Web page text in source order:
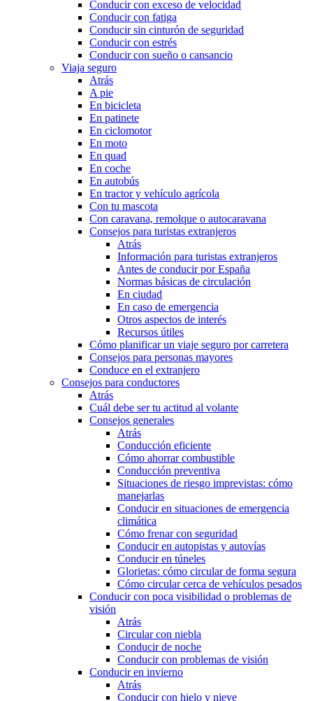
Conducir con exceso de velocidad
Conducir con fatiga
Conducir sin cinturón de seguridad
Conducir con estrés
Conducir con sueño o cansancio
Viaja seguro
Atrás
A pie
En bicicleta
En patinete
En ciclomotor
En moto
En quad
En coche
En autobús
En tractor y vehículo agrícola
Con tu mascota
Con caravana, remolque o autocaravana
Consejos para turistas extranjeros
Atrás
Información para turistas extranjeros
Antes de conducir por España
Normas básicas de circulación
En ciudad
En caso de emergencia
Otros aspectos de interés
Recursos útiles
Cómo planificar un viaje seguro por carretera
Consejos para personas mayores
Conduce en el extranjero
Consejos para conductores
Atrás
Cuál debe ser tu actitud al volante
Consejos generales
Atrás
Conducción eficiente
Cómo ahorrar combustible
Conducción preventiva
Situaciones de riesgo imprevistas: cómo
manejarlas
Conducir en situaciones de emergencia
climática
Cómo frenar con seguridad
Conducir en autopistas y autovías
Conducir en túneles
Glorietas: cómo circular de forma segura
Cómo circular cerca de vehículos pesados
Conducir con poca visibilidad o problemas de
visión
Atrás
Circular con niebla
Conducir de noche
Conducir con problemas de visión
Conducir en invierno
Atrás
Conducir con hielo y nieve